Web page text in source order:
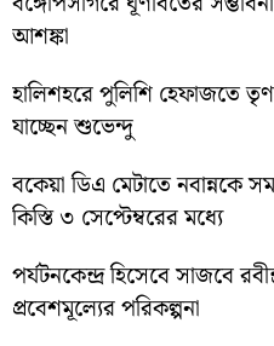
আশঙ্কা
হালিশহরে পুলিশি হেফাজতে
যাচ্ছেন শুভেন্দু
বকেয়া ডিএ মেটাতে নবান্নকে
কিস্তি ৩ সেপ্টেম্বরের মধ্যে
পর্যটনকেন্দ্র হিসেবে সাজবে
প্রবেশমূল্যের পরিকল্পনা